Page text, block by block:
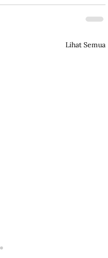
Lihat Semua